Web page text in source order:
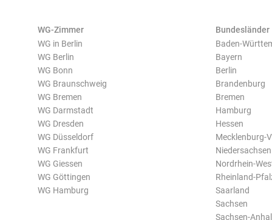
WG-Zimmer
WG in Berlin
WG Berlin
WG Bonn
WG Braunschweig
WG Bremen
WG Darmstadt
WG Dresden
WG Düsseldorf
WG Frankfurt
WG Giessen
WG Göttingen
WG Hamburg
Bundesländer
Baden-
Bayern
Berlin
Brandenburg
Bremen
Hamburg
Hessen
Mecklenburg-
Niedersachsen
Nordrhein-
Rheinland-
Saarland
Sachsen
Sachsen-